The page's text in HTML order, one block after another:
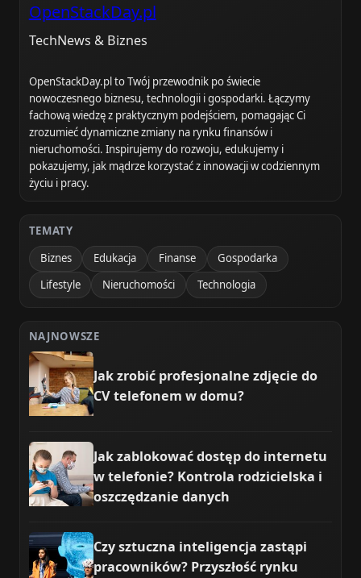
OpenStackDay.pl
TechNews & Biznes
OpenStackDay.pl to Twój przewodnik po świecie
nowoczesnego biznesu, technologii i gospodarki. Łączymy
fachową wiedzę z praktycznym podejściem, pomagając Ci
zrozumieć dynamiczne zmiany na rynku finansów i
nieruchomości. Inspirujemy do rozwoju, edukujemy i
pokazujemy, jak mądrze korzystać z innowacji w codziennym
życiu i pracy.
TEMATY
Biznes
Edukacja Finanse
Gospodarka
Lifestyle
Nieruchomości Technologia
NAJNOWSZE
Jak zrobić profesjonalne zdjęcie do
CV telefonem w domu?
Jak zablokować dostęp do internetu
w telefonie? Kontrola rodzicielska i
oszczędzanie danych
Czy sztuczna inteligencja zastąpi
pracowników? Przyszłość rynku